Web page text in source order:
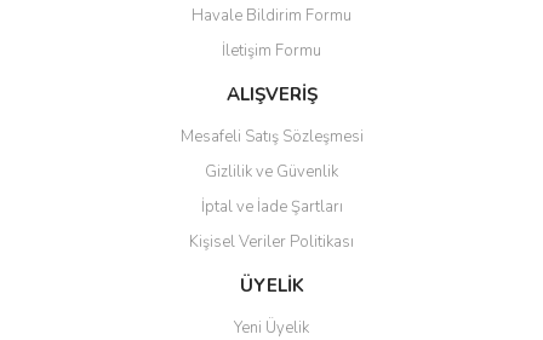
Ürün bilgilerinde hatalar bulunuyor.
Ürün fiyatı diğer sitelerden daha pahalı.
Bu ürüne benzer farklı alternatifler olmalı.
Gönder
Havale Bildirim Formu
İletişim Formu
ALIŞVERİŞ
Mesafeli Satış Sözleşmesi
Gizlilik ve Güvenlik
İptal ve İade Şartları
Kişisel Veriler Politikası
ÜYELİK
Yeni Üyelik